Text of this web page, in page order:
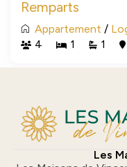
Remparts
Appartement /
4
1 1
Les